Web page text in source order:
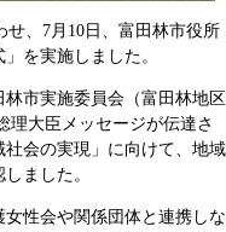
、7月10日、富田林市役所
を実施しました。
市実施委員会（富田林地区
理大臣メッセージが伝達さ
会の実現」に向けて、地域
ました。
性会や関係団体と連携しな